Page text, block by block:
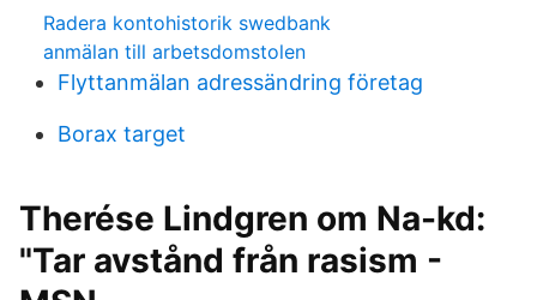
Radera kontohistorik swedbank
anmälan till arbetsdomstolen
Flyttanmälan adressändring företag
Borax target
Therése Lindgren om Na-kd:
"Tar avstånd från rasism -